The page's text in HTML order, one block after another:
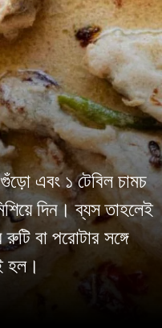
এবং ১ টেবিল চামচ
দিন। ব্যস তাহলেই
বা পরোটার সঙ্গে
হল।